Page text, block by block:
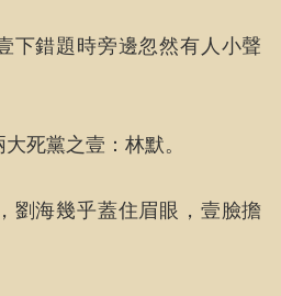
下錯題時旁邊忽然有人小聲
死黨之壹：林默。
劉海幾乎蓋住眉眼，壹臉擔